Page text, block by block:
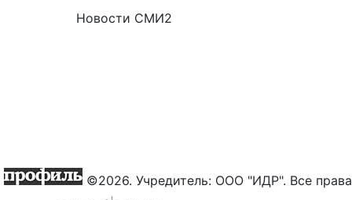
Новости СМИ2
©2026. Учредитель: ООО "ИДР". Все